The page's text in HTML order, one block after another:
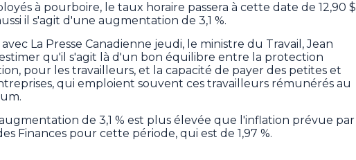
à pourboire, le taux horaire passera à cette date de 12,90 $
il s'agit d'une augmentation de 3,1 %.
La Presse Canadienne jeudi, le ministre du Travail, Jean
qu'il s'agit là d'un bon équilibre entre la protection
pour les travailleurs, et la capacité de payer des petites et
qui emploient souvent ces travailleurs rémunérés au
de 3,1 % est plus élevée que l'inflation prévue par
Finances pour cette période, qui est de 1,97 %.